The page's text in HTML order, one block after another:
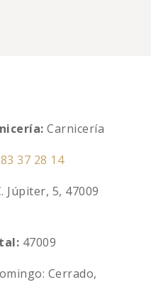
Carnicería
37 28 14
Júpiter, 5, 47009
47009
Cerrado,